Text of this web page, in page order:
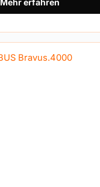
Mehr erfahren